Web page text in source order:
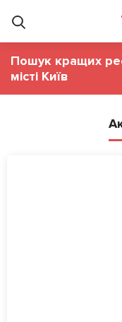
Пошук кращих
місті Київ